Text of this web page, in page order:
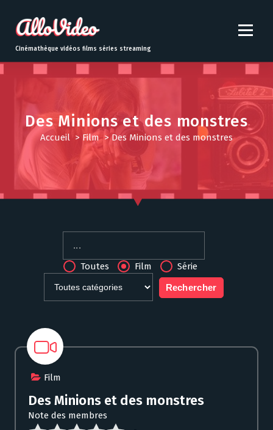
t
o
Cinémathèque vidéos films séries streaming
Des Minions et des monstres
Accueil > Film>Des Minions et des monstres
Toutes Film Série
Film
Des Minions et des monstres
Note des membres